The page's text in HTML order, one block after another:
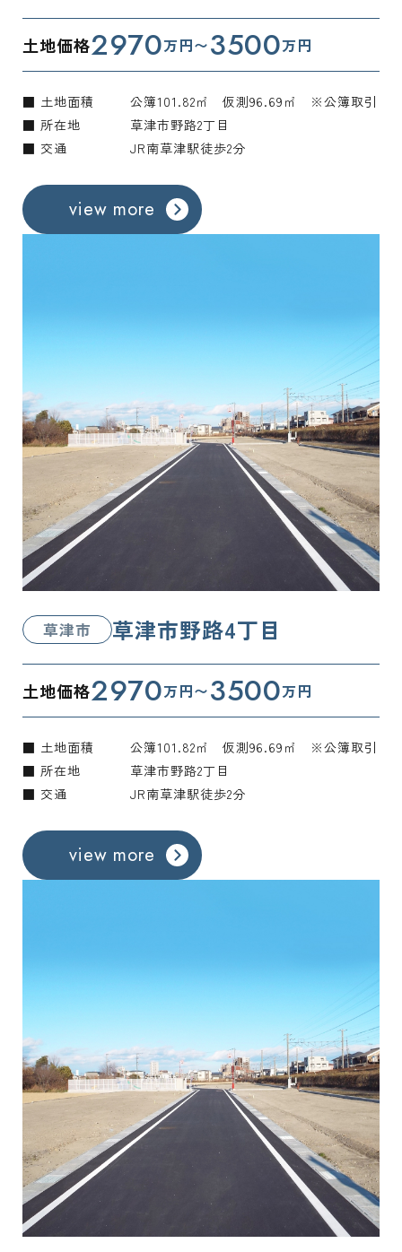
土地価格2970万円〜3500万円
■ 土地面積
公簿101.82㎡ 仮測96.69㎡ ※公簿取引
■ 所在地
草津市野路2丁目
■ 交通
JR南草津駅徒歩2分
view more
草津市 草津市野路4丁目
土地価格2970万円〜3500万円
■ 土地面積
公簿101.82㎡ 仮測96.69㎡ ※公簿取引
■ 所在地
草津市野路2丁目
■ 交通
JR南草津駅徒歩2分
view more